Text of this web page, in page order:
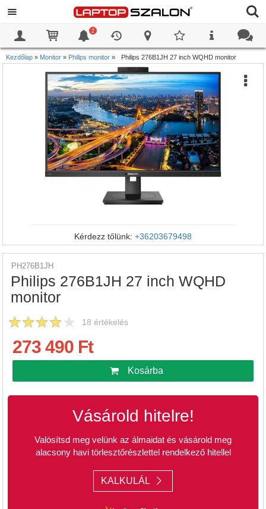
2
Kezdőlap » Monitor » Philips monitor » Philips 276B1JH 27 inch WQHD monitor
Kérdezz tőlünk: +36203679498
PH276B1JH
Philips 276B1JH 27 inch WQHD
monitor
18 értékelés
273 490 Ft
Kosárba
Vásárold hitelre!
Valósítsd meg velünk az álmaidat és vásárold meg
alacsony havi törlesztőrészlettel rendelkező hitellel
KALKULÁL
0
0